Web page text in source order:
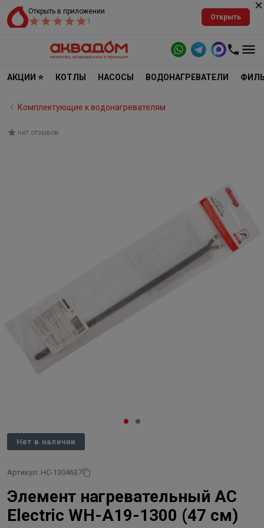
Открыть в приложении
1
Открыть
АКЦИИ ⭐ КОТЛЫ НАСОСЫ ВОДОНАГРЕВАТЕЛИ
Комплектующие к водонагревателям
нет отзывов
Нет в наличии
Артикул: НС-1304637
Элемент нагревательный AC
Electric WH-A19-1300 (47 см)